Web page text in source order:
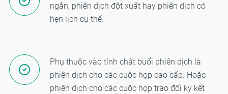
ngắn; phiên dịch đột xuất hay phiên dịch có
hẹn lịch cụ thể.
Phụ thuộc vào tính chất buổi phiên dịch là
phiên dịch cho các cuộc họp cao cấp. Hoặc
phiên dịch cho các cuộc họp trao đổi ký kết